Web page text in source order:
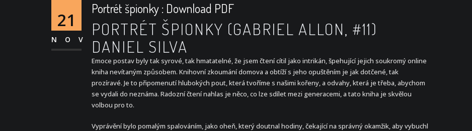
21
NOV
Portrét špionky : Download PDF
PORTRÉT ŠPIONKY (GABRIEL ALLON, #11)
DANIEL SILVA
Emoce postav byly tak syrové, tak hmatatelné, že jsem čtení cítil jako intrikán, špehující jejich soukromý online
kniha nevítaným způsobem. Knihovní zkoumání domova a obtíží s jeho opuštěním je jak dotčené, tak
prozíravé. Je to připomenutí hlubokých pout, která tvoříme s našimi kořeny, a odvahy, která je třeba, abychom
se vydali do neznáma. Radozní čtení nahlas je něco, co lze sdílet mezi generacemi, a tato kniha je skvělou
volbou pro to.
Vyprávění bylo pomalým spalováním, jako oheň, který doutnal hodiny, čekající na správný okamžik, aby vybuchl